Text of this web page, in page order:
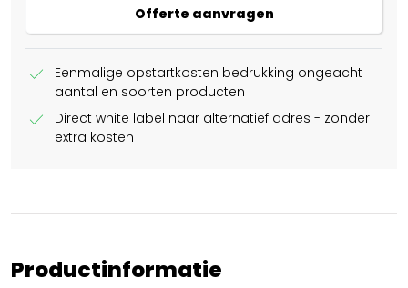
Offerte aanvragen
check
Eenmalige opstartkosten bedrukking ongeacht
aantal en soorten producten
check
Direct white label naar alternatief adres - zonder
extra kosten
Productinformatie